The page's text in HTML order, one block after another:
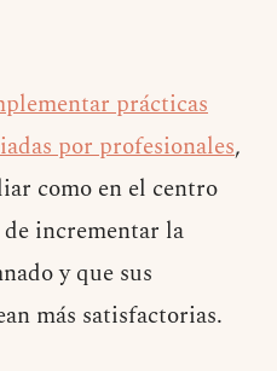
prácticas
por profesionales,
como en el centro
incrementar la
y que sus
más satisfactorias.